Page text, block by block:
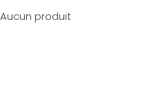
Aucun produit